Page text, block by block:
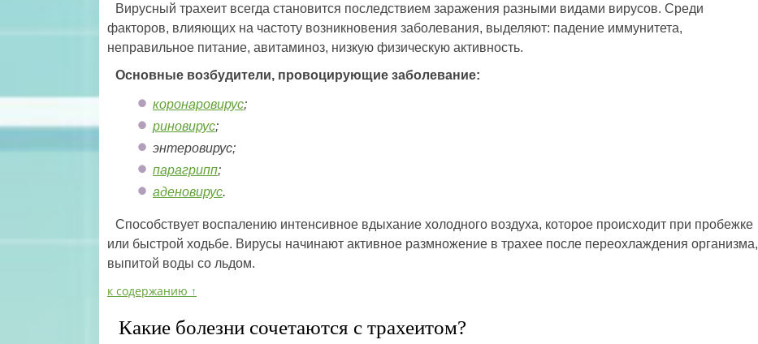
Вирусный трахеит всегда становится последствием заражения разными видами вирусов. Среди
факторов, влияющих на частоту возникновения заболевания, выделяют: падение иммунитета,
неправильное питание, авитаминоз, низкую физическую активность.
Основные возбудители, провоцирующие заболевание:
коронаровирус;
риновирус;
энтеровирус;
парагрипп;
аденовирус.
Способствует воспалению интенсивное вдыхание холодного воздуха, которое происходит при пробежке
или быстрой ходьбе. Вирусы начинают активное размножение в трахее после переохлаждения организма,
выпитой воды со льдом.
к содержанию ↑
Какие болезни сочетаются с трахеитом?